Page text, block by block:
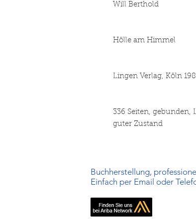
Will Berthold
Hölle am Himmel
Lingen Verlag, Köln
336 Seiten,
guter Zustand
Buchherstellung,
Einfach per Email oder